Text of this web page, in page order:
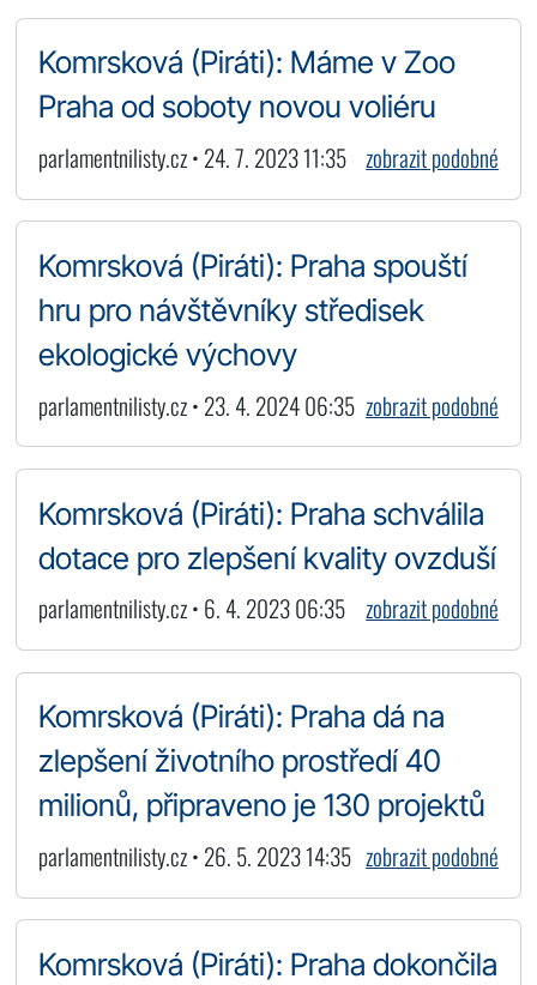
Komrsková (Piráti): Máme v Zoo
Praha od soboty novou voliéru
parlamentnilisty.cz • 24. 7. 2023 11:35 zobrazit podobné
Komrsková (Piráti): Praha spouští
hru pro návštěvníky středisek
ekologické výchovy
parlamentnilisty.cz • 23. 4. 2024 06:35 zobrazit podobné
Komrsková (Piráti): Praha schválila
dotace pro zlepšení kvality ovzduší
parlamentnilisty.cz • 6. 4. 2023 06:35 zobrazit podobné
Komrsková (Piráti): Praha dá na
zlepšení životního prostředí 40
milionů, připraveno je 130 projektů
parlamentnilisty.cz • 26. 5. 2023 14:35 zobrazit podobné
Komrsková (Piráti): Praha dokončila